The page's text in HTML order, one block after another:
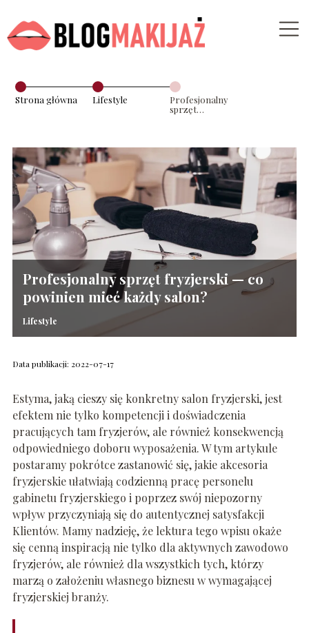
Strona główna Lifestyle
Profesjonalny
sprzęt
Profesjonalny sprzęt fryzjerski — co
powinien mieć każdy salon?
Lifestyle
Data publikacji: 2022-07-17
Estyma, jaką cieszy się konkretny salon fryzjerski, jest
efektem nie tylko kompetencji i doświadczenia
pracujących tam fryzjerów, ale również konsekwencją
odpowiedniego doboru wyposażenia. W tym artykule
postaramy pokrótce zastanowić się, jakie akcesoria
fryzjerskie ułatwiają codzienną pracę personelu
gabinetu fryzjerskiego i poprzez swój niepozorny
wpływ przyczyniają się do autentycznej satysfakcji
Klientów. Mamy nadzieję, że lektura tego wpisu okaże
się cenną inspiracją nie tylko dla aktywnych zawodowo
fryzjerów, ale również dla wszystkich tych, którzy
marzą o założeniu własnego biznesu w wymagającej
fryzjerskiej branży.